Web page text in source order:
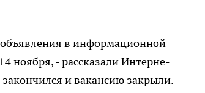
в информационной
ноября, - рассказали Интерне-
и вакансию закрыли.